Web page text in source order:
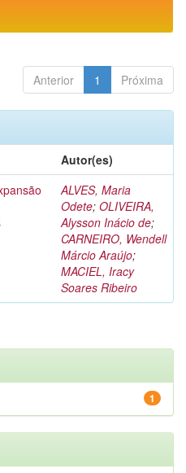
Anterior 1 Próxima
Autor(es)
ALVES, Maria
Odete; OLIVEIRA,
Alysson Inácio de;
CARNEIRO, Wendell
Márcio Araújo;
MACIEL, Iracy
Soares Ribeiro
1